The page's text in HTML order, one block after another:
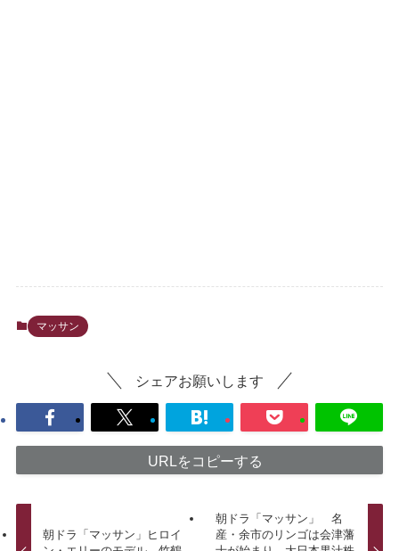
マッサン
シェアお願いします
URLをコピーする
朝ドラ「マッサン」ヒロイ
朝ドラ「マッサン」 名
産・余市のリンゴは会津藩